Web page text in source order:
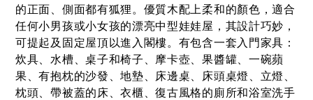
的正面、側面都有狐狸。優質木配上柔和的顏色，適合
任何小男孩或小女孩的漂亮中型娃娃屋，其設計巧妙，
可提起及固定屋頂以進入閣樓。有包含一套入門家具：
炊具、水槽、桌子和椅子、摩卡壺、果醬罐、一碗蘋
果、有抱枕的沙發、地墊、床邊桌、床頭桌燈、立燈、
枕頭、帶被蓋的床、衣櫃、復古風格的廁所和浴室洗手